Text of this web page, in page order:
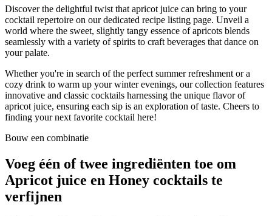
Discover the delightful twist that apricot juice can bring to your
cocktail repertoire on our dedicated recipe listing page. Unveil a
world where the sweet, slightly tangy essence of apricots blends
seamlessly with a variety of spirits to craft beverages that dance on
your palate.
Whether you're in search of the perfect summer refreshment or a
cozy drink to warm up your winter evenings, our collection features
innovative and classic cocktails harnessing the unique flavor of
apricot juice, ensuring each sip is an exploration of taste. Cheers to
finding your next favorite cocktail here!
Bouw een combinatie
Voeg één of twee ingrediënten toe om
Apricot juice en Honey cocktails te
verfijnen